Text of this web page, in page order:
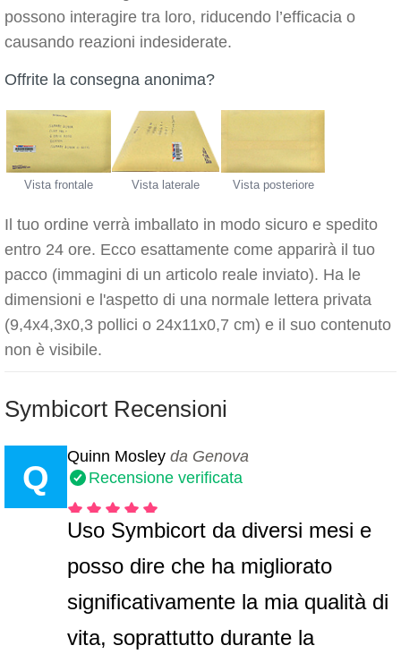
possono interagire tra loro, riducendo l’efficacia o
causando reazioni indesiderate.
Offrite la consegna anonima?
Vista frontale Vista laterale Vista posteriore
Il tuo ordine verrà imballato in modo sicuro e spedito
entro 24 ore. Ecco esattamente come apparirà il tuo
pacco (immagini di un articolo reale inviato). Ha le
dimensioni e l'aspetto di una normale lettera privata
(9,4x4,3x0,3 pollici o 24x11x0,7 cm) e il suo contenuto
non è visibile.
Symbicort Recensioni
Q
Quinn Mosley da Genova
Recensione verificata
Uso Symbicort da diversi mesi e
posso dire che ha migliorato
significativamente la mia qualità di
vita, soprattutto durante la